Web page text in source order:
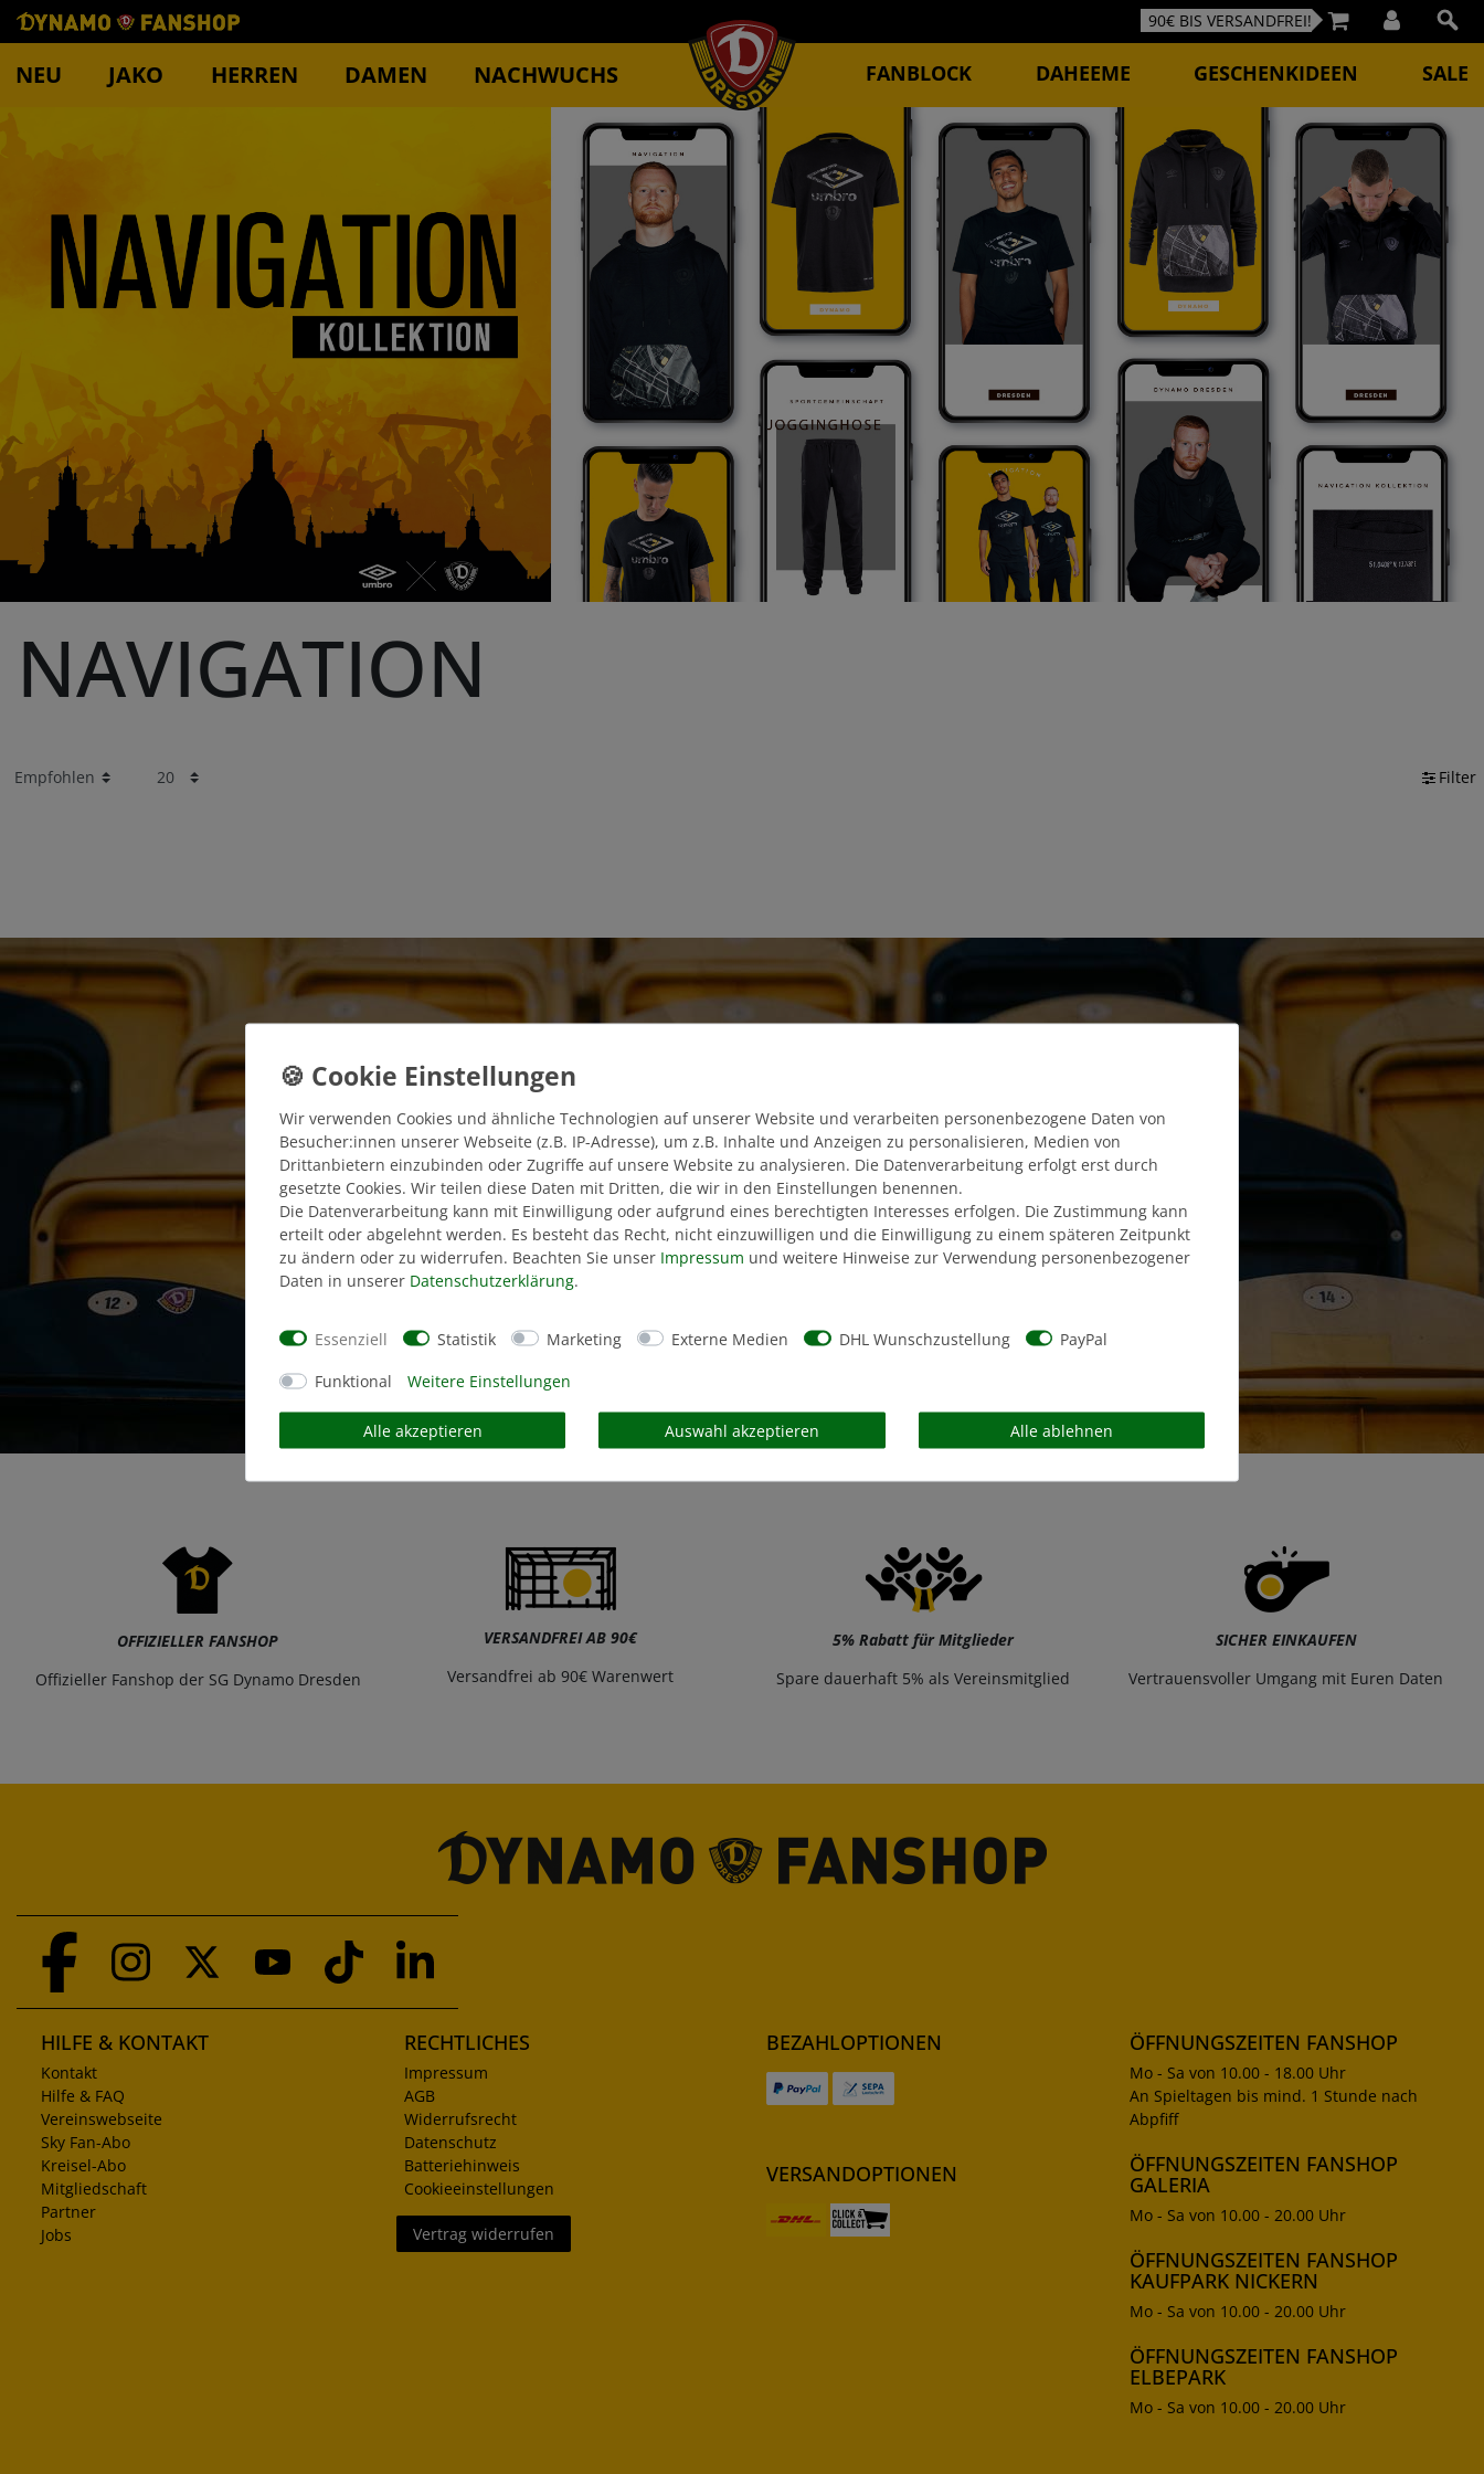
90€ BIS VERSANDFREI!
NEU JAKO HERREN DAMEN NACHWUCHS FANBLOCK DAHEEME GESCHENKIDEEN SALE
NAVIGATION
Filter
OFFIZIELLER FANSHOP
Offizieller Fanshop der SG Dynamo Dresden
VERSANDFREI AB 90€
Versandfrei ab 90€ Warenwert
5% Rabatt für Mitglieder
Spare dauerhaft 5% als Vereinsmitglied
SICHER EINKAUFEN
Vertrauensvoller Umgang mit Euren Daten
HILFE & KONTAKT
Kontakt
Hilfe & FAQ
Vereinswebseite
Sky Fan-Abo
Kreisel-Abo
Mitgliedschaft
Partner
Jobs
RECHTLICHES
Impressum
AGB
Widerrufsrecht
Datenschutz
Batteriehinweis
Cookieeinstellungen
Vertrag widerrufen
BEZAHLOPTIONEN
VERSANDOPTIONEN
ÖFFNUNGSZEITEN FANSHOP
Mo - Sa von 10.00 - 18.00 Uhr
An Spieltagen bis mind. 1 Stunde nach
Abpfiff
ÖFFNUNGSZEITEN FANSHOP
GALERIA
Mo - Sa von 10.00 - 20.00 Uhr
ÖFFNUNGSZEITEN FANSHOP
KAUFPARK NICKERN
Mo - Sa von 10.00 - 20.00 Uhr
ÖFFNUNGSZEITEN FANSHOP
ELBEPARK
Mo - Sa von 10.00 - 20.00 Uhr
Wir verwenden Cookies und ähnliche Technologien auf unserer Website und verarbeiten personenbezogene Daten von
Besucher:innen unserer Webseite (z.B. IP-Adresse), um z.B. Inhalte und Anzeigen zu personalisieren, Medien von
Drittanbietern einzubinden oder Zugriffe auf unsere Website zu analysieren. Die Datenverarbeitung erfolgt erst durch
gesetzte Cookies. Wir teilen diese Daten mit Dritten, die wir in den Einstellungen benennen.
Die Datenverarbeitung kann mit Einwilligung oder aufgrund eines berechtigten Interesses erfolgen. Die Zustimmung kann
erteilt oder abgelehnt werden. Es besteht das Recht, nicht einzuwilligen und die Einwilligung zu einem späteren Zeitpunkt
zu ändern oder zu widerrufen. Beachten Sie unser Impressum und weitere Hinweise zur Verwendung personenbezogener
Daten in unserer Daten­schutz­erklärung.
Essenziell Statistik Marketing Externe Medien DHL Wunschzustellung PayPal
Funktional Weitere Einstellungen
Alle akzeptieren Auswahl akzeptieren Alle ablehnen